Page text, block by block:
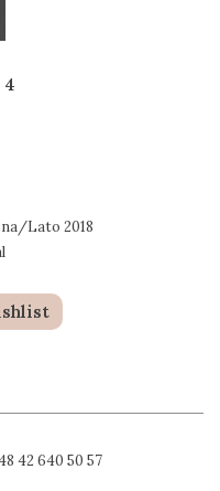
Lato 2018
42 640 50 57